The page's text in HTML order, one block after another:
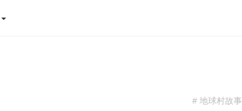
# 地球村故事